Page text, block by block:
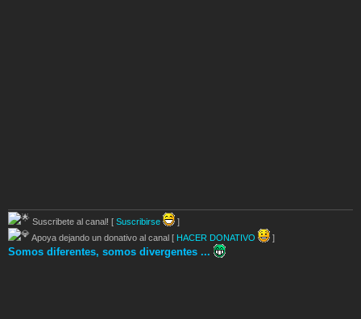
Suscribete al canal! [ Suscribirse
]
Apoya dejando un donativo al canal [ HACER DONATIVO ]
Somos diferentes, somos divergentes ...